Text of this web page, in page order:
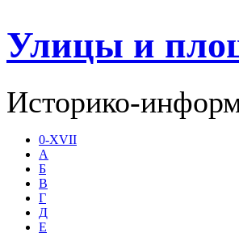
Улицы и
Историко-
0-XVII
А
Б
В
Г
Д
Е